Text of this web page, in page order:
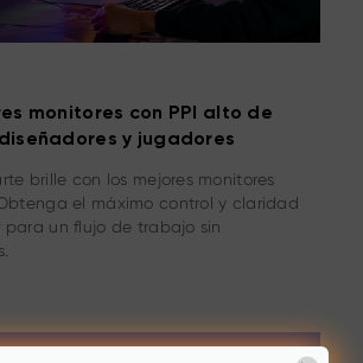
monitores con PPI alto de
y jugadores
brille con los mejores monitores
el máximo control y claridad
para un flujo de trabajo sin